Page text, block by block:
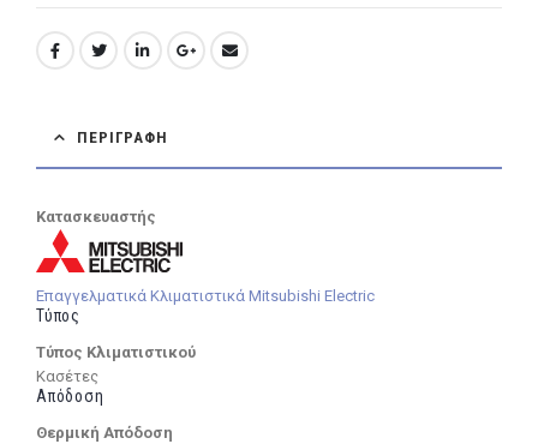
ΠΕΡΙΓΡΑΦΉ
Κατασκευαστής
Επαγγελματικά Κλιματιστικά Mitsubishi Electric
Τύπος
Τύπος Κλιματιστικού
Κασέτες
Απόδοση
Θερμική Απόδοση